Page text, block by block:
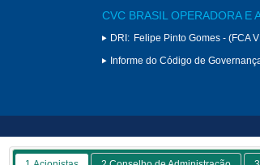
CVC BRASIL OPERADORA E
DRI: Felipe Pinto Gomes - (FCA
Informe do Código de